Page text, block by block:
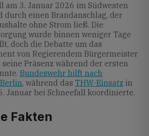
am 3. Januar 2026 im Südwesten
durch einen Brandanschlag, der
ohne Strom ließ. Die
wurde binnen weniger Tage
doch die Debatte um das
von Regierendem Bürgermeister
Präsenz während der ersten
Bundeswehr hilft nach
, während das THW-Einsatz in
Januar bei Schneefall koordinierte.
Fakten